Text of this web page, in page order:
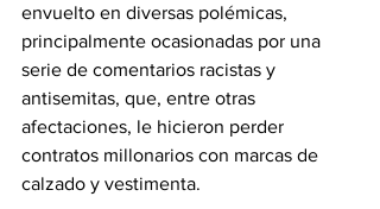
envuelto en diversas polémicas,
principalmente ocasionadas por una
serie de comentarios racistas y
antisemitas, que, entre otras
afectaciones, le hicieron perder
contratos millonarios con marcas de
calzado y vestimenta.